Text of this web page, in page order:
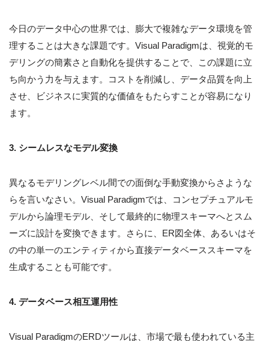
今日のデータ中心の世界では、膨大で複雑なデータ環境を管
理することは大きな課題です。Visual Paradigmは、視覚的モ
デリングの簡素さと自動化を提供することで、この課題に立
ち向かう力を与えます。コストを削減し、データ品質を向上
させ、ビジネスに実質的な価値をもたらすことが容易になり
ます。
3. シームレスなモデル変換
異なるモデリングレベル間での面倒な手動変換からさような
らを言いなさい。Visual Paradigmでは、コンセプチュアルモ
デルから論理モデル、そして最終的に物理スキーマへとスム
ーズに設計を変換できます。さらに、ER図全体、あるいはそ
の中の単一のエンティティから直接データベーススキーマを
生成することも可能です。
4. データベース相互運用性
Visual ParadigmのERDツールは、市場で最も使われている主